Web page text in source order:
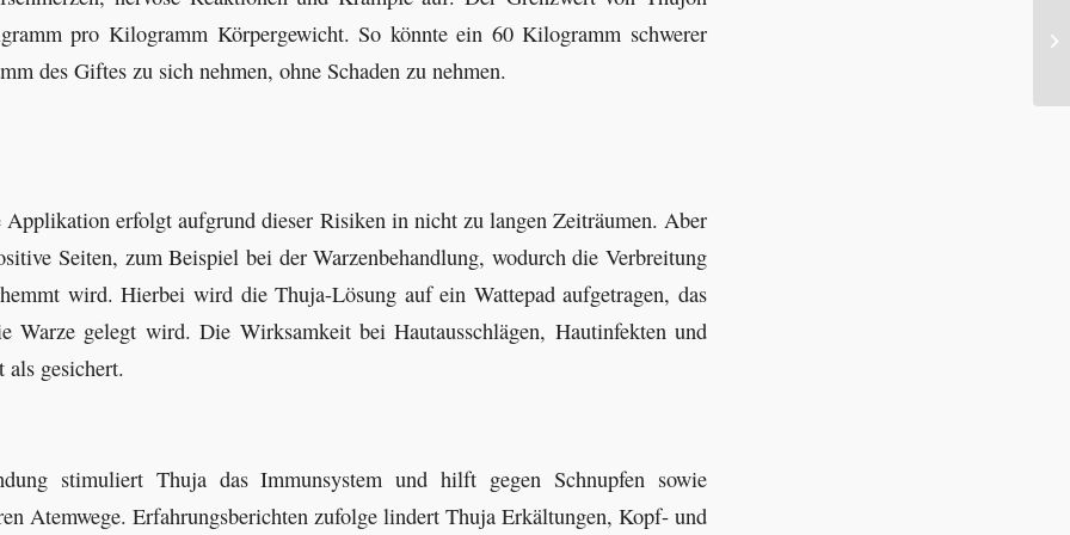
pro Kilogramm Körpergewicht. So könnte ein 60 Kilogramm schwerer
des Giftes zu sich nehmen, ohne Schaden zu nehmen.
Applikation erfolgt aufgrund dieser Risiken in nicht zu langen Zeiträumen. Aber
Seiten, zum Beispiel bei der Warzenbehandlung, wodurch die Verbreitung
wird. Hierbei wird die Thuja-Lösung auf ein Wattepad aufgetragen, das
Warze gelegt wird. Die Wirksamkeit bei Hautausschlägen, Hautinfekten und
als gesichert.
stimuliert Thuja das Immunsystem und hilft gegen Schnupfen sowie
Atemwege. Erfahrungsberichten zufolge lindert Thuja Erkältungen, Kopf- und